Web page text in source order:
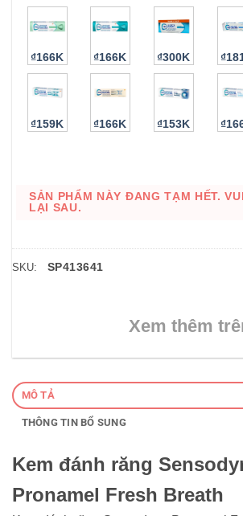
₫166K ₫166K ₫300K
₫159K ₫166K ₫153K
SẢN PHẨM NÀY ĐANG TẠM HẾT.
LẠI SAU.
SKU: SP413641
Xem thêm
MÔ TẢ
THÔNG TIN BỔ SUNG
Kem đánh răng
Pronamel Fresh Breath